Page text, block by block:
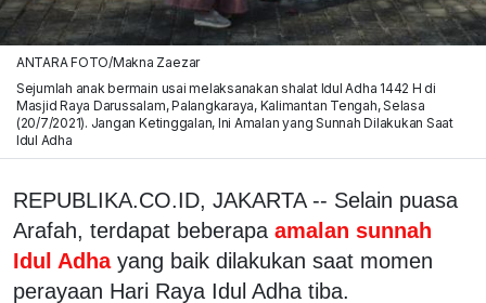
ANTARA FOTO/Makna Zaezar
Sejumlah anak bermain usai melaksanakan shalat Idul Adha 1442 H di
Masjid Raya Darussalam, Palangkaraya, Kalimantan Tengah, Selasa
(20/7/2021). Jangan Ketinggalan, Ini Amalan yang Sunnah Dilakukan Saat
Idul Adha
REPUBLIKA.CO.ID, JAKARTA -- Selain puasa
Arafah, terdapat beberapa amalan sunnah
Idul Adha yang baik dilakukan saat momen
perayaan Hari Raya Idul Adha tiba.